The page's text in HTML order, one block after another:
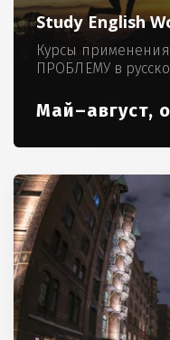
Study English
Курсы
ПРОБЛЕМУ в
Май–август,